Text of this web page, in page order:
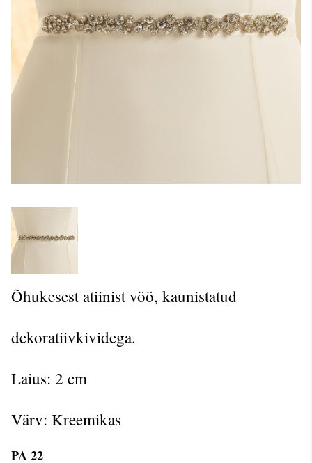
Õhukesest atiinist vöö, kaunistatud
dekoratiivkividega.
Laius: 2 cm
Värv: Kreemikas
PA 22